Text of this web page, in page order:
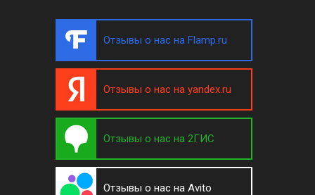
Отзывы о нас на Flamp.ru
Отзывы о нас на yandex.ru
Отзывы о нас на 2ГИС
Отзывы о нас на Avito